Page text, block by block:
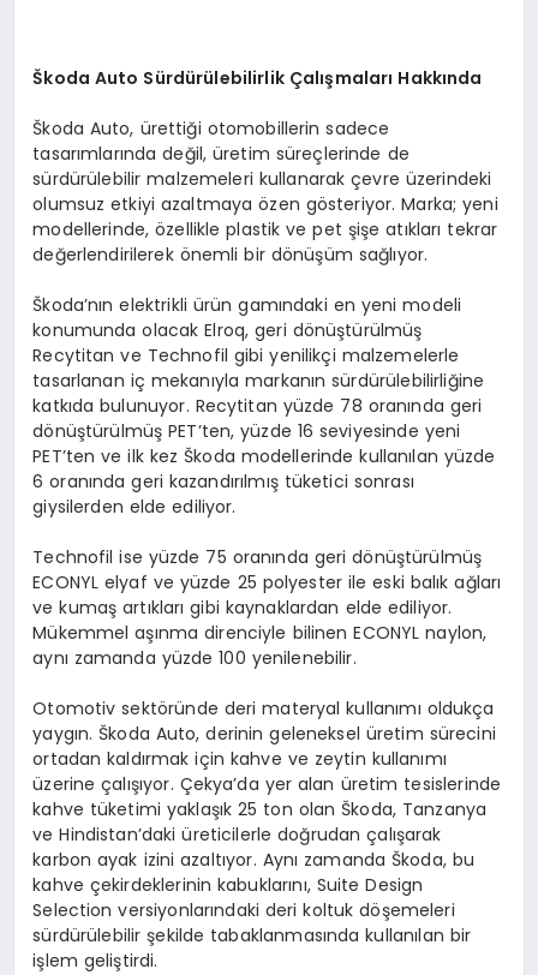
Škoda Auto Sürdürülebilirlik Çalışmaları Hakkında
Škoda Auto, ürettiği otomobillerin sadece
tasarımlarında değil, üretim süreçlerinde de
sürdürülebilir malzemeleri kullanarak çevre üzerindeki
olumsuz etkiyi azaltmaya özen gösteriyor. Marka; yeni
modellerinde, özellikle plastik ve pet şişe atıkları tekrar
değerlendirilerek önemli bir dönüşüm sağlıyor.
Škoda’nın elektrikli ürün gamındaki en yeni modeli
konumunda olacak Elroq, geri dönüştürülmüş
Recytitan ve Technofil gibi yenilikçi malzemelerle
tasarlanan iç mekanıyla markanın sürdürülebilirliğine
katkıda bulunuyor. Recytitan yüzde 78 oranında geri
dönüştürülmüş PET’ten, yüzde 16 seviyesinde yeni
PET’ten ve ilk kez Škoda modellerinde kullanılan yüzde
6 oranında geri kazandırılmış tüketici sonrası
giysilerden elde ediliyor.
Technofil ise yüzde 75 oranında geri dönüştürülmüş
ECONYL elyaf ve yüzde 25 polyester ile eski balık ağları
ve kumaş artıkları gibi kaynaklardan elde ediliyor.
Mükemmel aşınma direnciyle bilinen ECONYL naylon,
aynı zamanda yüzde 100 yenilenebilir.
Otomotiv sektöründe deri materyal kullanımı oldukça
yaygın. Škoda Auto, derinin geleneksel üretim sürecini
ortadan kaldırmak için kahve ve zeytin kullanımı
üzerine çalışıyor. Çekya’da yer alan üretim tesislerinde
kahve tüketimi yaklaşık 25 ton olan Škoda, Tanzanya
ve Hindistan’daki üreticilerle doğrudan çalışarak
karbon ayak izini azaltıyor. Aynı zamanda Škoda, bu
kahve çekirdeklerinin kabuklarını, Suite Design
Selection versiyonlarındaki deri koltuk döşemeleri
sürdürülebilir şekilde tabaklanmasında kullanılan bir
işlem geliştirdi.